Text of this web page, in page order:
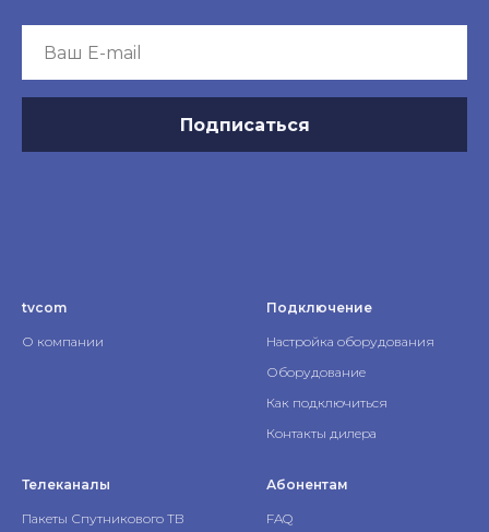
Подписаться
tvcom
О компании
Подключение
Настройка оборудования
Оборудование
Как подключиться
Контакты дилера
Телеканалы
Пакеты Спутникового ТВ
Абонентам
FAQ